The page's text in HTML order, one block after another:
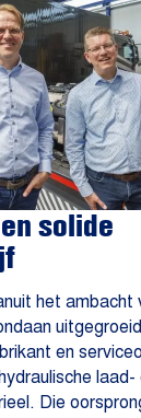
solide
het ambacht
en
Die